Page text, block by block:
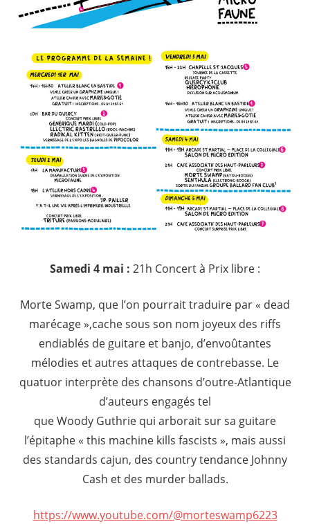
Samedi 4 mai : 21h Concert à Prix libre :
Morte Swamp, que l’on pourrait traduire par « dead
marécage »,cache sous son nom joyeux des riffs
endiablés de guitare et banjo, d’envoûtantes
mélodies et autres attaques de contrebasse. Le
quatuor interprète des chansons d’outre-Atlantique
d’auteurs engagés tel
que Woody Guthrie qui arborait sur sa guitare
l’épitaphe « this machine kills fascists », mais aussi
des standards cajun, des country tendance Johnny
Cash et des murder ballads.
https://www.youtube.com/@morteswamp6223